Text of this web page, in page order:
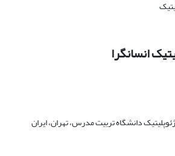
انسانگرا
دانشگاه تربیت مدرس، تهران، ایران